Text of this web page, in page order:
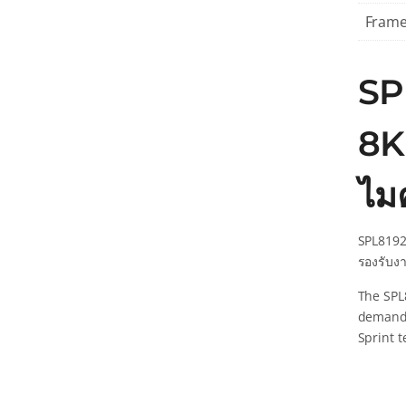
ไ
รองรับ
The
Sprint